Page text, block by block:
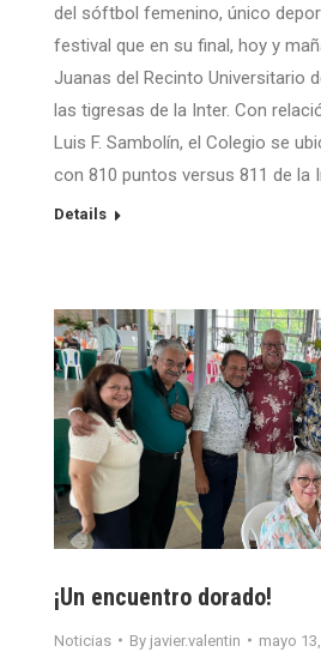
del sóftbol femenino, único
festival que en su final, hoy y
Juanas del Recinto Universitario
las tigresas de la Inter. Con
Luis F. Sambolín, el Colegio se
con 810 puntos versus 811 de la
Details
¡Un encuentro dorado!
Noticias By javier.valentin mayo